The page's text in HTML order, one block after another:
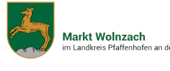
Zum Inhalt,zur Navigation